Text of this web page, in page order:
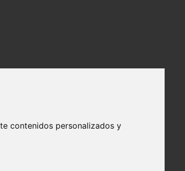
contenidos personalizados y